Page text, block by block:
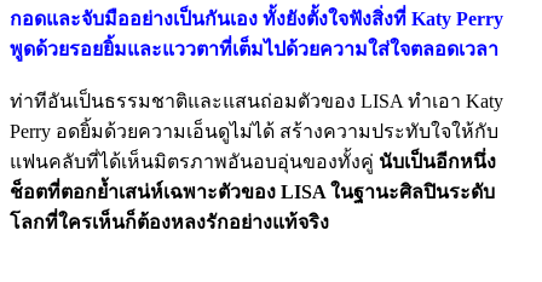
กอดและจับมืออย่างเป็นกันเอง ทั้งยังตั้งใจฟังสิ่งที่ Katy Perry
พูดด้วยรอยยิ้มและแววตาที่เต็มไปด้วยความใส่ใจตลอดเวลา
ท่าทีอันเป็นธรรมชาติและแสนถ่อมตัวของ LISA ทำเอา Katy
Perry อดยิ้มด้วยความเอ็นดูไม่ได้ สร้างความประทับใจให้กับ
แฟนคลับที่ได้เห็นมิตรภาพอันอบอุ่นของทั้งคู่ นับเป็นอีกหนึ่ง
ช็อตที่ตอกย้ำเสน่ห์เฉพาะตัวของ LISA ในฐานะศิลปินระดับ
โลกที่ใครเห็นก็ต้องหลงรักอย่างแท้จริง